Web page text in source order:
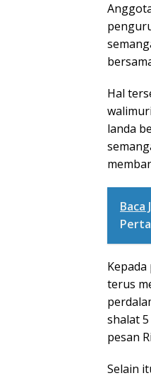
Hal
landa
Baca
terus
shalat
pesan
Selain